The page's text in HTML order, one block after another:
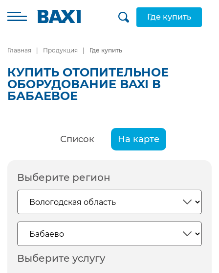
Где купить
Главная Продукция Где купить
КУПИТЬ ОТОПИТЕЛЬНОЕ
ОБОРУДОВАНИЕ BAXI В
БАБАЕВОЕ
Список На карте
Выберите регион
Выберите услугу